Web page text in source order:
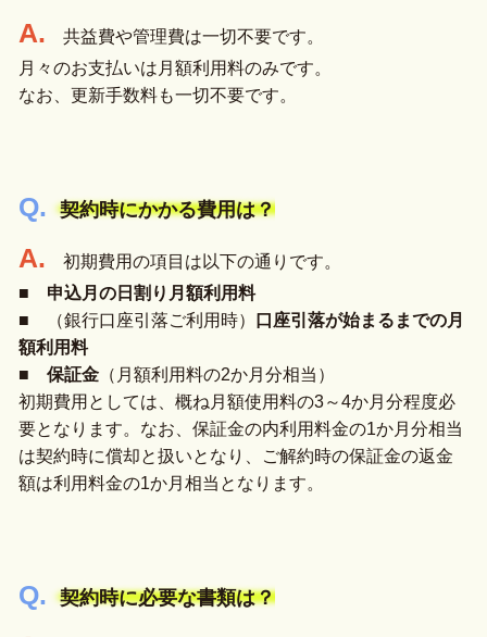
共益費や管理費は一切不要です。
月々のお支払いは月額利用料のみです。
なお、更新手数料も一切不要です。
契約時にかかる費用は？
初期費用の項目は以下の通りです。
■ 申込月の日割り月額利用料
■ （銀行口座引落ご利用時）
口座引落が始まるまでの月
額利用料
■ 保証金 （月額利用料の2か月分相当）
初期費用としては、概ね月額使用料の3～4か月分程度必
要となります。なお、保証金の内利用料金の1か月分相当
は契約時に償却と扱いとなり、ご解約時の保証金の返金
額は利用料金の1か月相当となります。
契約時に必要な書類は？